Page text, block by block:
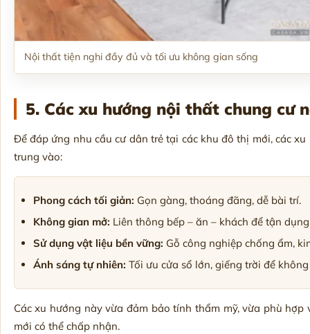
Nội thất tiện nghi đầy đủ và tối ưu không gian sống
5. Các xu hướng nội thất chung cư
Để đáp ứng nhu cầu cư dân trẻ tại các khu đô thị mới, các
trung vào:
Phong cách tối giản: Gọn gàng, thoáng đãng, dễ bài trí.
Không gian mở: Liên thông bếp – ăn – khách để tận
Sử dụng vật liệu bền vững: Gỗ công nghiệp chống ẩm,
Ánh sáng tự nhiên: Tối ưu cửa sổ lớn, giếng trời để
Các xu hướng này vừa đảm bảo tính thẩm mỹ, vừa phù
mới có thể chấp nhận.